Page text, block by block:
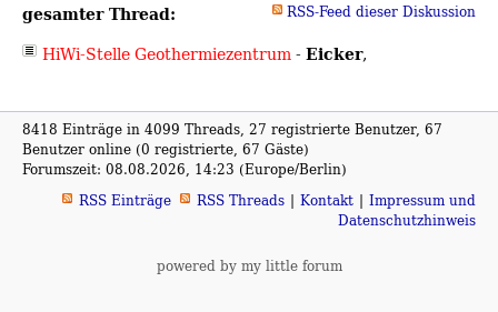
gesamter Thread: RSS-Feed dieser Diskussion
HiWi-Stelle Geothermiezentrum- Eicker,
8418 Einträge in 4099 Threads, 27 registrierte Benutzer, 67
Benutzer online (0 registrierte, 67 Gäste)
Forumszeit: 08.08.2026, 14:23 (Europe/Berlin)
RSS Einträge
RSS Threads Kontakt
Impressum und
Datenschutzhinweis
powered by my little forum